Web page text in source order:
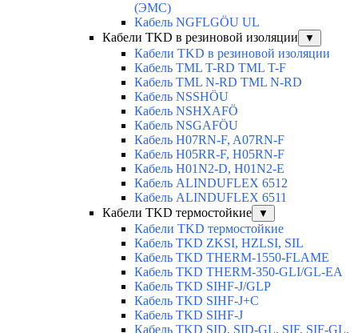
(ЭMС)
Кабель NGFLGÖU UL
Кабели TKD в резиновой изоляции
▼
Кабели TKD в резиновой изоляции
Кабель TML T-RD TML T-F
Кабель TML N-RD TML N-RD
Кабель NSSHÖU
Кабель NSHXAFÖ
Кабель NSGAFÖU
Кабель H07RN-F, A07RN-F
Кабель H05RR-F, H05RN-F
Кабель H01N2-D, H01N2-E
Кабель ALINDUFLEX 6512
Кабель ALINDUFLEX 6511
Кабели TKD термостойкие
▼
Кабели TKD термостойкие
Кабель TKD ZKSI, HZLSI, SIL
Кабель TKD THERM-1550-FLAME
Кабель TKD THERM-350-GLI/GL-EA
Кабель TKD SIHF-J/GLP
Кабель TKD SIHF-J+C
Кабель TKD SIHF-J
Кабель TKD SID, SID-GL, SIF, SIF-GL,